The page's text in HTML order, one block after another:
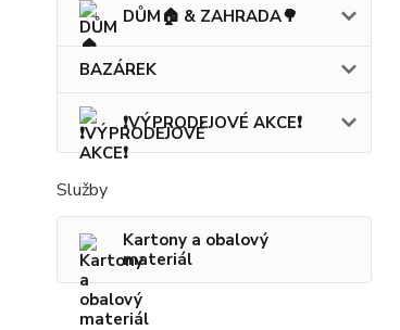
DŮM🏠 & ZAHRADA🌳
BAZÁREK
❗VÝPRODEJOVÉ AKCE❗
Služby
Kartony a obalový
materiál